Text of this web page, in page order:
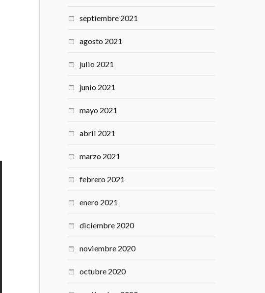
septiembre 2021
agosto 2021
julio 2021
junio 2021
mayo 2021
abril 2021
marzo 2021
febrero 2021
enero 2021
diciembre 2020
noviembre 2020
octubre 2020